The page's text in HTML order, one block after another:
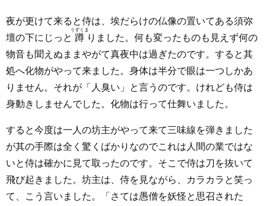
夜が更けて来ると侍は、埃だらけの仏像の置いてある須弥
壇の下にじっと 蹲
うずくま
りました。何も変ったものも見えず何の
物音も聞えぬままやがて真夜中は過ぎたのです。すると其
処へ化物がやって来ました。身体は半分で眼は一つしかあ
りません。それが「人臭い」と言うのです。けれども侍は
身動きしませんでした。化物は行って仕舞いました。
すると今度は一人の坊主がやって来て三味線を弾きました
が其の手際は全く驚くばかりなのでこれは人間の業ではな
いと侍は確かに見て取ったのです。そこで侍は刀を抜いて
飛び起きました。坊主は、侍を見ながら、カラカラと笑っ
て、こう言いました。「さては愚僧を妖怪と思召された